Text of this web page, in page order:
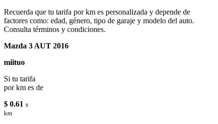
Recuerda que tu tarifa por km es personalizada y depende de
factores como: edad, género, tipo de garaje y modelo del auto.
Consulta términos y condiciones.
Mazda 3 AUT 2016
miituo
Si tu tarifa
por km es de
$ 0.61 x
km